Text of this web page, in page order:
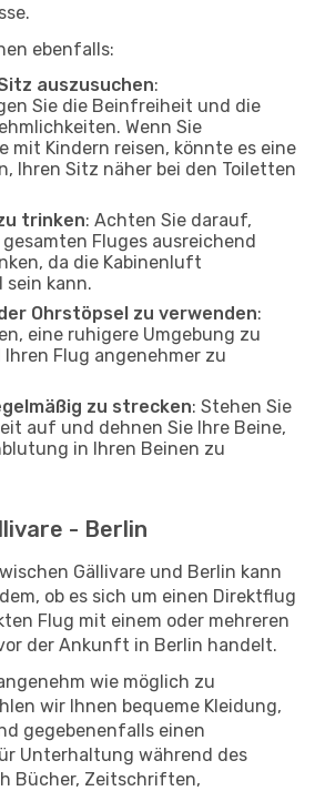
ebenfalls:
auszusuchen:
Sie die Beinfreiheit und die
Wenn Sie
mit Kindern reisen, könnte es eine
Ihren Sitz näher bei den Toiletten
trinken: Achten Sie darauf,
Fluges ausreichend
da die Kabinenluft
sein kann.
Ohrstöpsel zu verwenden:
eine ruhigere Umgebung zu
Flug angenehmer zu
zu strecken: Stehen Sie
auf und dehnen Sie Ihre Beine,
in Ihren Beinen zu
- Berlin
Gällivare und Berlin kann
ob es sich um einen Direktflug
Flug mit einem oder mehreren
der Ankunft in Berlin handelt.
wie möglich zu
wir Ihnen bequeme Kleidung,
gegebenenfalls einen
Unterhaltung während des
Bücher, Zeitschriften,